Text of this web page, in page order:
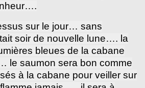
sur le jour… sans
soir de nouvelle lune…. la
bleues de la cabane
le saumon sera bon comme
à la cabane pour veiller sur